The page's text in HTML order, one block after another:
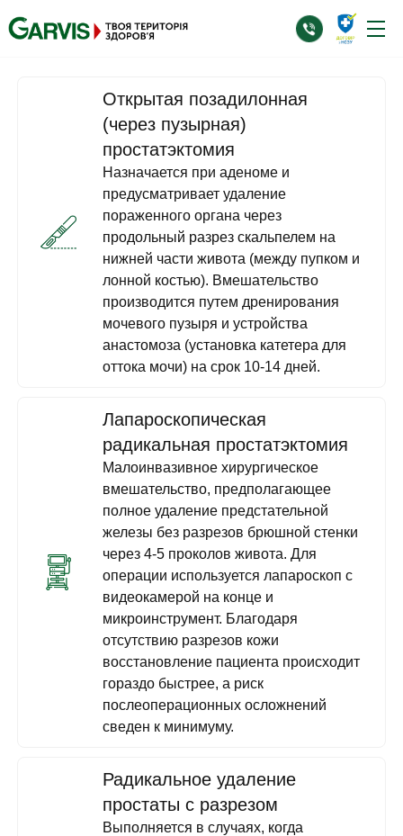
Открытая позадилонная
(через пузырная)
простатэктомия
Назначается при аденоме и
предусматривает удаление
пораженного органа через
продольный разрез скальпелем на
нижней части живота (между пупком и
лонной костью). Вмешательство
производится путем дренирования
мочевого пузыря и устройства
анастомоза (установка катетера для
оттока мочи) на срок 10-14 дней.
Лапароскопическая
радикальная простатэктомия
Малоинвазивное хирургическое
вмешательство, предполагающее
полное удаление предстательной
железы без разрезов брюшной стенки
через 4-5 проколов живота. Для
операции используется лапароскоп с
видеокамерой на конце и
микроинструмент. Благодаря
отсутствию разрезов кожи
восстановление пациента происходит
гораздо быстрее, а риск
послеоперационных осложнений
сведен к минимуму.
Радикальное удаление
простаты с разрезом
Выполняется в случаях, когда